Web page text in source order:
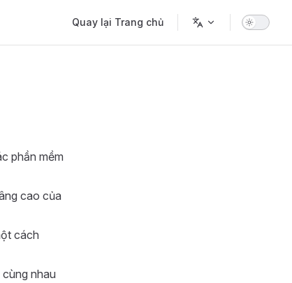
Quay lại Trang chủ
phần mềm
cao của
cách
nhau